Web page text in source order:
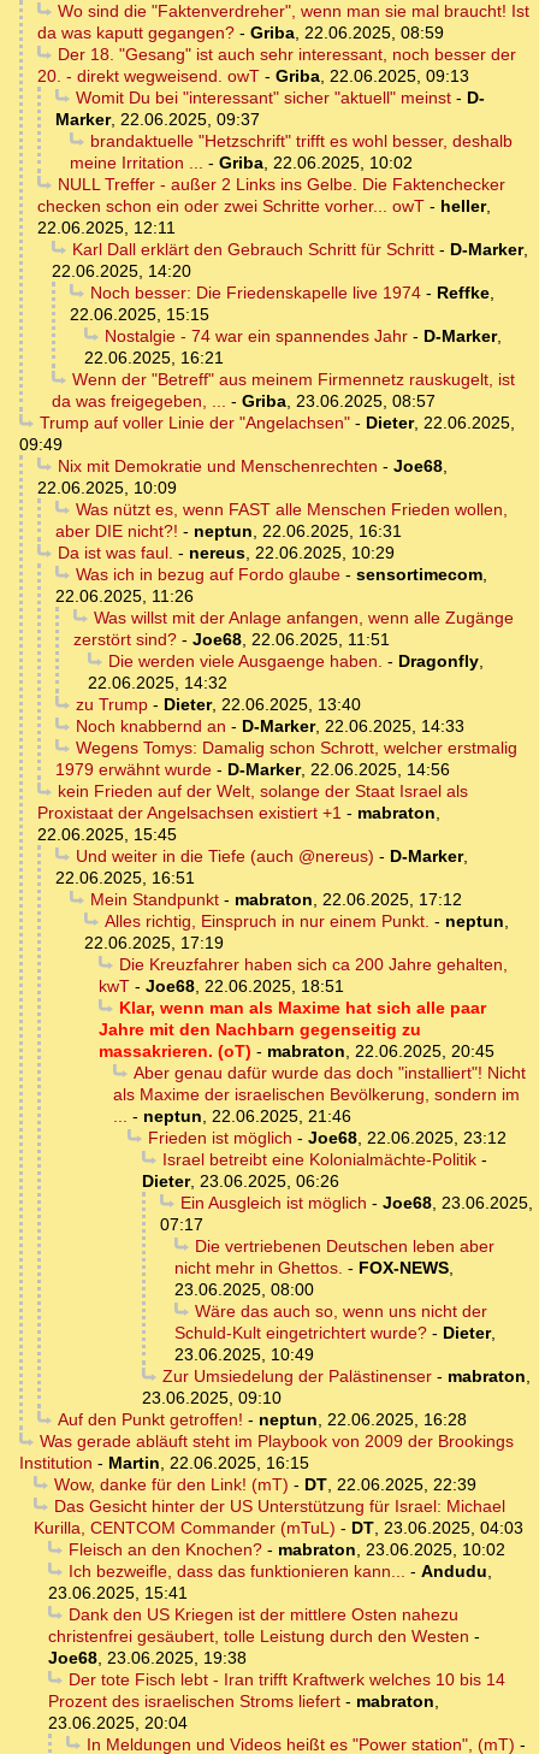
Wo sind die "Faktenverdreher", wenn man sie mal braucht! Ist
da was kaputt gegangen? - Griba, 22.06.2025, 08:59
Der 18. "Gesang" ist auch sehr interessant, noch besser der
20. - direkt wegweisend. owT - Griba, 22.06.2025, 09:13
Womit Du bei "interessant" sicher "aktuell" meinst- D-
Marker, 22.06.2025, 09:37
brandaktuelle "Hetzschrift" trifft es wohl besser, deshalb
meine Irritation ... - Griba, 22.06.2025, 10:02
NULL Treffer - außer 2 Links ins Gelbe. Die Faktenchecker
checken schon ein oder zwei Schritte vorher... owT - heller,
22.06.2025, 12:11
Karl Dall erklärt den Gebrauch Schritt für Schritt- D-Marker,
22.06.2025, 14:20
Noch besser: Die Friedenskapelle live 1974- Reffke,
22.06.2025, 15:15
Nostalgie - 74 war ein spannendes Jahr- D-Marker,
22.06.2025, 16:21
Wenn der "Betreff" aus meinem Firmennetz rauskugelt, ist
da was freigegeben, ... - Griba, 23.06.2025, 08:57
Trump auf voller Linie der "Angelachsen"- Dieter, 22.06.2025,
09:49
Nix mit Demokratie und Menschenrechten - Joe68,
22.06.2025, 10:09
Was nützt es, wenn FAST alle Menschen Frieden wollen,
aber DIE nicht?! - neptun, 22.06.2025, 16:31
Da ist was faul. - nereus, 22.06.2025, 10:29
Was ich in bezug auf Fordo glaube- sensortimecom,
22.06.2025, 11:26
Was willst mit der Anlage anfangen, wenn alle Zugänge
zerstört sind? - Joe68, 22.06.2025, 11:51
Die werden viele Ausgaenge haben. - Dragonfly,
22.06.2025, 14:32
zu Trump- Dieter, 22.06.2025, 13:40
Noch knabbernd an - D-Marker, 22.06.2025, 14:33
Wegens Tomys: Damalig schon Schrott, welcher erstmalig
1979 erwähnt wurde - D-Marker, 22.06.2025, 14:56
kein Frieden auf der Welt, solange der Staat Israel als
Proxistaat der Angelsachsen existiert +1 - mabraton,
22.06.2025, 15:45
Und weiter in die Tiefe (auch @nereus) - D-Marker,
22.06.2025, 16:51
Mein Standpunkt- mabraton, 22.06.2025, 17:12
Alles richtig, Einspruch in nur einem Punkt. - neptun,
22.06.2025, 17:19
Die Kreuzfahrer haben sich ca 200 Jahre gehalten,
kwT - Joe68, 22.06.2025, 18:51
Klar, wenn man als Maxime hat sich alle paar
Jahre mit den Nachbarn gegenseitig zu
massakrieren. (oT) - mabraton, 22.06.2025, 20:45
Aber genau dafür wurde das doch "installiert"! Nicht
als Maxime der israelischen Bevölkerung, sondern im
... - neptun, 22.06.2025, 21:46
Frieden ist möglich - Joe68, 22.06.2025, 23:12
Israel betreibt eine Kolonialmächte-Politik-
Dieter, 23.06.2025, 06:26
Ein Ausgleich ist möglich - Joe68, 23.06.2025,
07:17
Die vertriebenen Deutschen leben aber
nicht mehr in Ghettos. - FOX-NEWS,
23.06.2025, 08:00
Wäre das auch so, wenn uns nicht der
Schuld-Kult eingetrichtert wurde? - Dieter,
23.06.2025, 10:49
Zur Umsiedelung der Palästinenser- mabraton,
23.06.2025, 09:10
Auf den Punkt getroffen! - neptun, 22.06.2025, 16:28
Was gerade abläuft steht im Playbook von 2009 der Brookings
Institution - Martin, 22.06.2025, 16:15
Wow, danke für den Link! (mT) - DT, 22.06.2025, 22:39
Das Gesicht hinter der US Unterstützung für Israel: Michael
Kurilla, CENTCOM Commander (mTuL) - DT, 23.06.2025, 04:03
Fleisch an den Knochen?- mabraton, 23.06.2025, 10:02
Ich bezweifle, dass das funktionieren kann... - Andudu,
23.06.2025, 15:41
Dank den US Kriegen ist der mittlere Osten nahezu
christenfrei gesäubert, tolle Leistung durch den Westen -
Joe68, 23.06.2025, 19:38
Der tote Fisch lebt - Iran trifft Kraftwerk welches 10 bis 14
Prozent des israelischen Stroms liefert - mabraton,
23.06.2025, 20:04
In Meldungen und Videos heißt es "Power station", (mT) -